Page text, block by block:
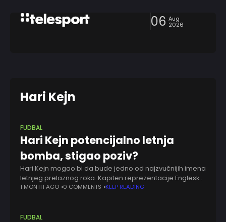
06 Aug
2026
Hari Kejn
FUDBAL
Hari Kejn potencijalno letnja
bomba, stigao poziv?
Hari Kejn mogao bi da bude jedno od najzvučnijih imena
letnjeg prelaznog roka. Kapiten reprezentacije Engleske
nalazi se na meti Barselone, koja već pravi planove za
1 MONTH AGO 0 COMMENTS KEEP READING
FUDBAL